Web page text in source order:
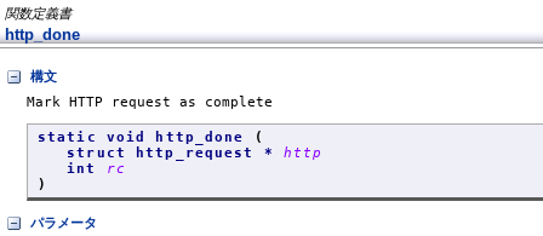
関数定義書
http_done
構文
Mark HTTP request as complete
static void http_done
(
struct http_request * http
int rc
)
パラメータ